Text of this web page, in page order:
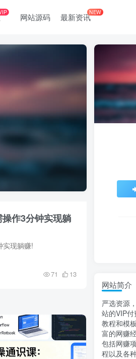
网站源码 最新资讯NEW
作3分钟实现躺
实现躺赚!
71 13
网站简介
严选资源
站的VIP
教程和模
富的网赚
包括网赚
程以及各